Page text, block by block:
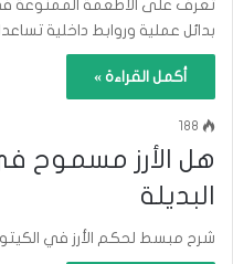
تعرف على الأطعمة الممنوعة
بدائل عملية وروابط داخلية
أكمل القراءة »
188
هل الأرز مسموح
البديلة
شرح مبسط لحكم الأرز في الكيتو